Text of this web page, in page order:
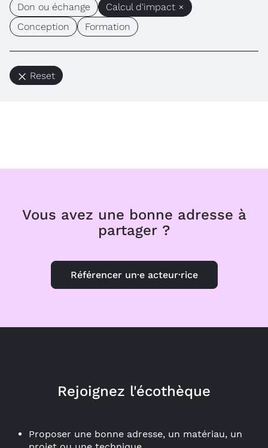
Don ou échange
Calcul d'impact ×
Conception
Formation
Reset
Vous avez une bonne adresse à
partager ?
Référencer un·e acteur·rice
Rejoignez l'écothèque
Proposer une bonne adresse, un matériau, un